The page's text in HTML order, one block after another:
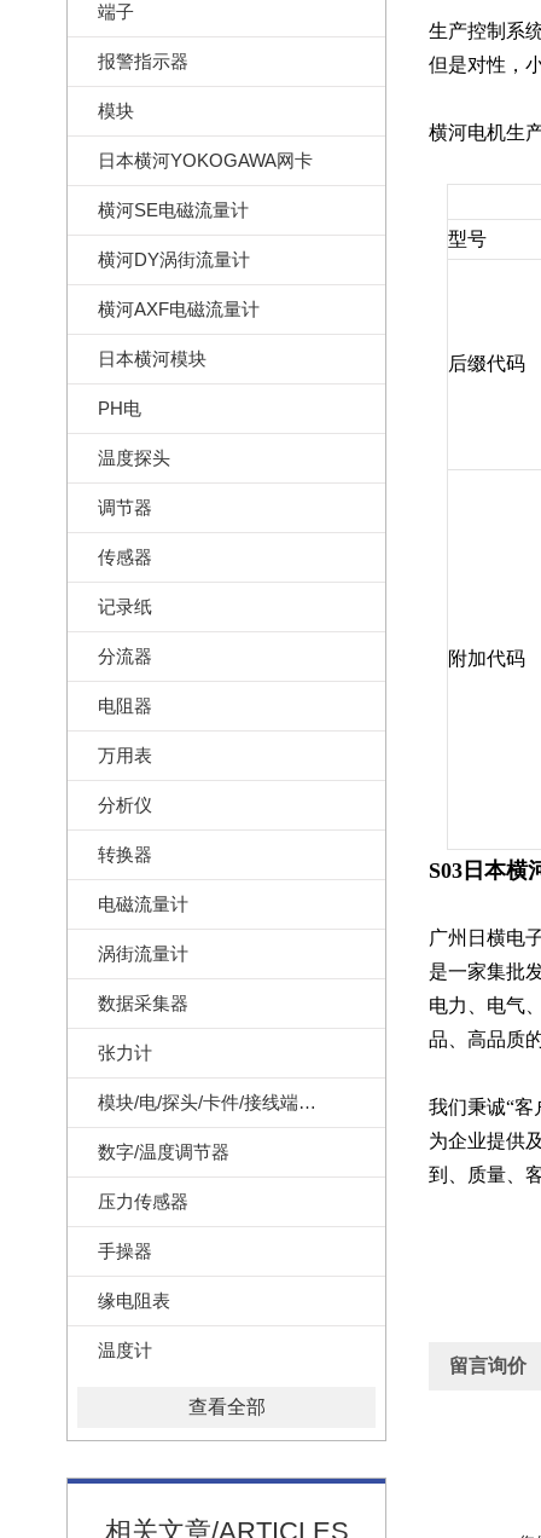
端子
报警指示器
模块
日本横河YOKOGAWA网卡
横河SE电磁流量计
横河DY涡街流量计
横河AXF电磁流量计
日本横河模块
PH电
温度探头
调节器
传感器
记录纸
分流器
电阻器
万用表
分析仪
转换器
电磁流量计
涡街流量计
数据采集器
张力计
模块/电/探头/卡件/接线端子/记录纸
数字/温度调节器
压力传感器
手操器
缘电阻表
温度计
查看全部
相关文章/ARTICLES
生产控制系
但是对性，
横河电机生
型号
后缀代码
附加代码
S03日本横
广州日横电
是一家集批
电力、电气
品、高品质
我们秉诚“客
为企业提供
到、质量、
留言询价